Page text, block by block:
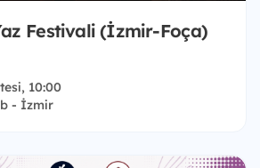
Festivali (İzmir-Foça)
10:00
- İzmir